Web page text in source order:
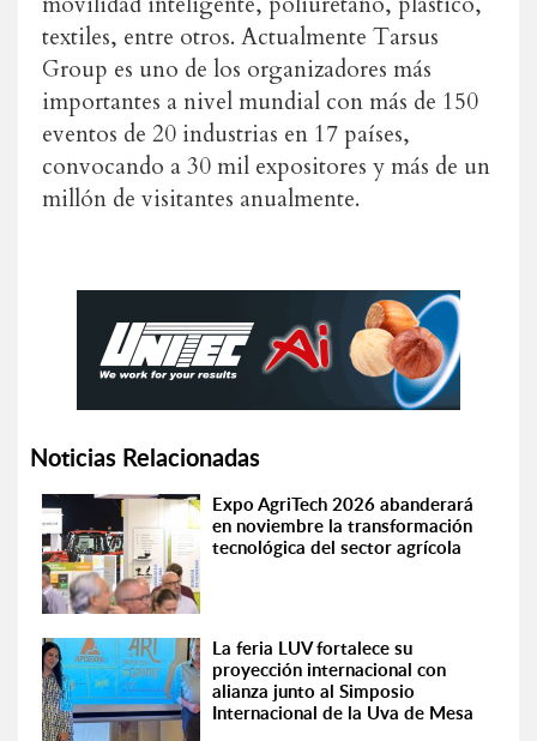
textiles, entre otros. Actualmente Tarsus
Group es uno de los organizadores más
importantes a nivel mundial con más de 150
eventos de 20 industrias en 17 países,
convocando a 30 mil expositores y más de un
millón de visitantes anualmente.
Noticias Relacionadas
Expo AgriTech 2026 abanderará
en noviembre la transformación
tecnológica del sector agrícola
La feria LUV fortalece su
proyección internacional con
alianza junto al Simposio
Internacional de la Uva de Mesa